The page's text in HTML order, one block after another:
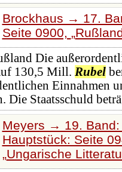
Brockhaus → 17.
Seite 0900,
Die
130,5 Mill. Rubel
Einnahmen
Die Staatsschuld
Meyers → 19.
Hauptstück: Seite
Ungarische